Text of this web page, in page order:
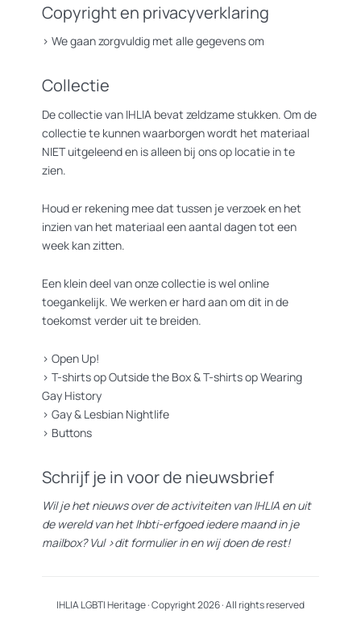
Copyright en privacyverklaring
> We gaan zorgvuldig met alle gegevens om
Collectie
De collectie van IHLIA bevat zeldzame stukken. Om de
collectie te kunnen waarborgen wordt het materiaal
NIET uitgeleend en is alleen bij ons op locatie in te
zien.
Houd er rekening mee dat tussen je verzoek en het
inzien van het materiaal een aantal dagen tot een
week kan zitten.
Een klein deel van onze collectie is wel online
toegankelijk. We werken er hard aan om dit in de
toekomst verder uit te breiden.
> Open Up!
> T-shirts op Outside the Box&T-shirts op Wearing
Gay History
> Gay & Lesbian Nightlife
> Buttons
Schrijf je in voor de nieuwsbrief
Wil je het nieuws over de activiteiten van IHLIA en uit
de wereld van het lhbti-erfgoed iedere maand in je
mailbox? Vul >dit formulierin en wij doen de rest!
IHLIA LGBTI Heritage · Copyright 2026 · All rights reserved